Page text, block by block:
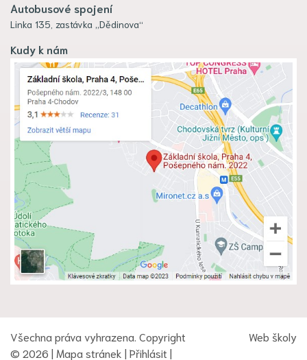
Autobusové spojení
Linka 135, zastávka „Dědinova“
Kudy k nám
Všechna práva vyhrazena. Copyright
© 2026 | Mapa stránek | Přihlásit |
Web školy